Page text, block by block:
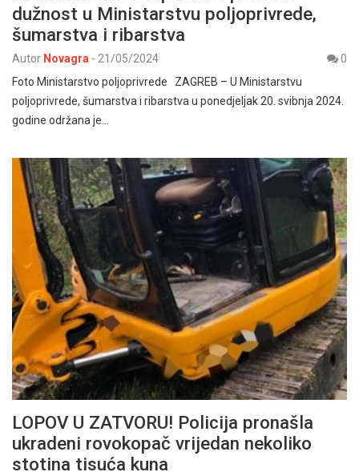
dužnost u Ministarstvu poljoprivrede,
šumarstva i ribarstva
Autor Novagra - 21/05/2024
0
Foto Ministarstvo poljoprivrede ZAGREB – U Ministarstvu
poljoprivrede, šumarstva i ribarstva u ponedjeljak 20. svibnja 2024.
godine održana je…
LOPOV U ZATVORU! Policija pronašla
ukradeni rovokopač vrijedan nekoliko
stotina tisuća kuna